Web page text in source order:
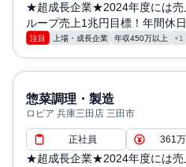
★超成長企業★2024年度には売
ループ売上1兆円目標！年間休
注目 上場・成長企業 年収450万以上 +1
惣菜調理・製造
ロピア 兵庫三田店 三田市
正社員 361
★超成長企業★2024年度には売